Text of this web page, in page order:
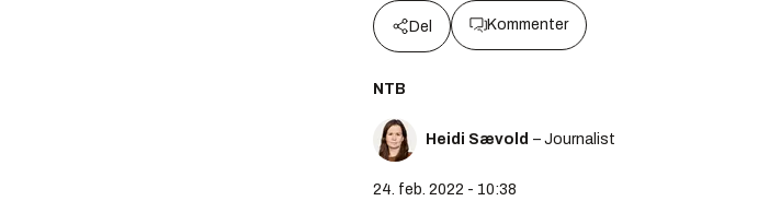
Del Kommenter
NTB
Heidi Sævold – Journalist
24. feb. 2022 - 10:38